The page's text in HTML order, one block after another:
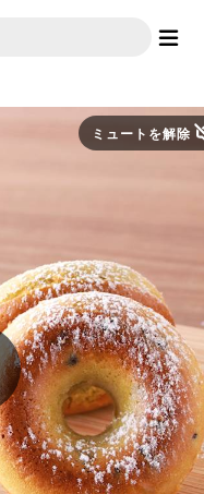
ミュートを解除